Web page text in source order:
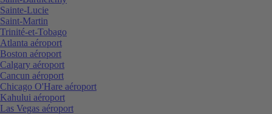
Sainte-Lucie
Saint-Martin
Trinité-et-Tobago
Atlanta aéroport
Boston aéroport
Calgary aéroport
Cancun aéroport
Chicago O'Hare aéroport
Kahului aéroport
Las Vegas aéroport